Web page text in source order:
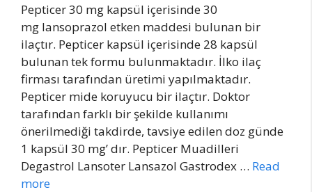
Pepticer 30 mg kapsül içerisinde 30
mg lansoprazol etken maddesi bulunan bir
ilaçtır. Pepticer kapsül içerisinde 28 kapsül
bulunan tek formu bulunmaktadır. İlko ilaç
firması tarafından üretimi yapılmaktadır.
Pepticer mide koruyucu bir ilaçtır. Doktor
tarafından farklı bir şekilde kullanımı
önerilmediği takdirde, tavsiye edilen doz günde
1 kapsül 30 mg’ dır. Pepticer Muadilleri
Degastrol Lansoter Lansazol Gastrodex … Read
more